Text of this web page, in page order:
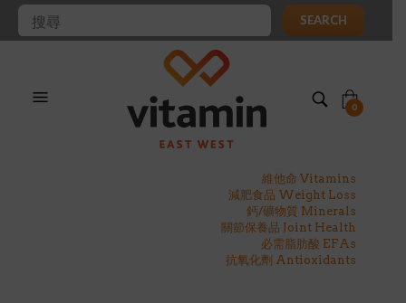
SEARCH
0
維他命 Vitamins
減肥食品 Weight Loss
鈣/礦物質 Minerals
關節保養品 Joint Health
必需脂肪酸 EFAs
抗氧化劑 Antioxidants